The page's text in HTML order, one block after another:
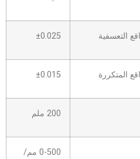
التعسفية ±0.025
المتكررة ±0.015
200 ملم
0-500 مم/